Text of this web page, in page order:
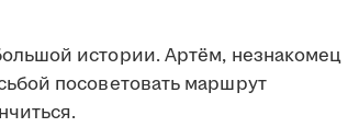
истории. Артём, незнакомец
посоветовать маршрут